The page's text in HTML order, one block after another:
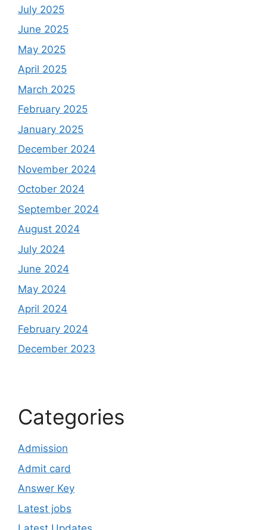
July 2025
June 2025
May 2025
April 2025
March 2025
February 2025
January 2025
December 2024
November 2024
October 2024
September 2024
August 2024
July 2024
June 2024
May 2024
April 2024
February 2024
December 2023
Categories
Admission
Admit card
Answer Key
Latest jobs